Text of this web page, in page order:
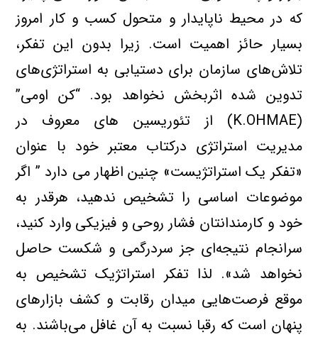
که در محیط ناپایدار و متحول کسب و کار امروز
بسیار حائز اهمیت است. زیرا بدون این تفکر،
تلاش‌های سازمان برای دستیابی به استراتژی‌های
تدوین شده اثربخش نخواهد بود. “کن اومی”
(K.OHMAE) از تئوریسین های معروف در
مدیریت استراتژی درکتاب معتبر خود با عنوان
«تفکر یک استراتژیست» چنین اظهار می دارد ” اگر
موضوعات اساسی را تشخیص ندهید، هرقدر به
خود و کارمندانتان فشار روحی و فیزیکی وارد کنید،
سرانجام نتیجه‌ای جز سردرگمی و شکست حاصل
نخواهد شد». لذا تفکر استراتژیک تشخیص به
موقع فرصت‌هایی میدان رقابت و کشف بازارهای
پنهان است که رقبا نسبت به آن غافل می‌باشند. به